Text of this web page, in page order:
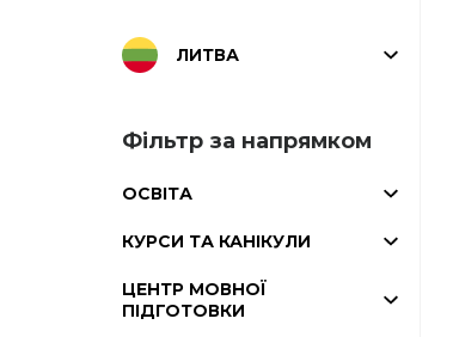
ЛИТВА
Фільтр за напрямком
ОСВІТА
КУРСИ ТА КАНІКУЛИ
ЦЕНТР МОВНОЇ
ПІДГОТОВКИ